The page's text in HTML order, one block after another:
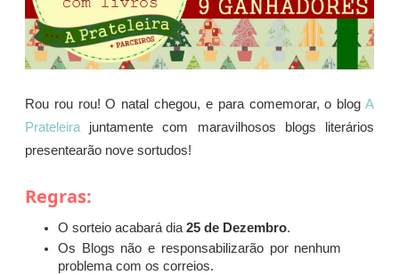
Rou rou rou! O natal chegou, e para comemorar, o blog A
Prateleirajuntamente com maravilhosos blogs literários
presentearão nove sortudos!
Regras:
O sorteio acabará dia 25 de Dezembro.
Os Blogs não e responsabilizarão por nenhum
problema com os correios.